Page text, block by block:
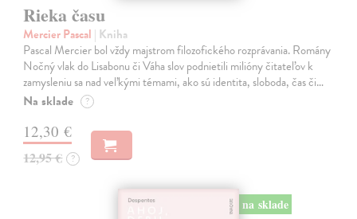
Rieka času
Mercier Pascal | Kniha
Pascal Mercier bol vždy majstrom filozofického rozprávania. Romány
Nočný vlak do Lisabonu či Váha slov podnietili milióny čitateľov k
zamysleniu sa nad veľkými témami, ako sú identita, sloboda, čas či…
Na sklade ?
12,30 €
12,95 € ?
na sklade